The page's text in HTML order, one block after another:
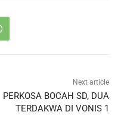
Next article
PERKOSA BOCAH SD, DUA
TERDAKWA DI VONIS 1